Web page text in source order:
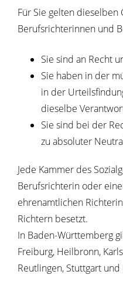
Für Sie gelten dieselben
Berufsrichterinnen und
Sie sind an Recht
Sie haben in der
in der
dieselbe
Sie sind bei der
zu absoluter
Jede Kammer des
Berufsrichterin oder
ehrenamtlichen
Richtern besetzt.
In Baden-Württemberg
Freiburg, Heilbronn,
Reutlingen, Stuttgart und